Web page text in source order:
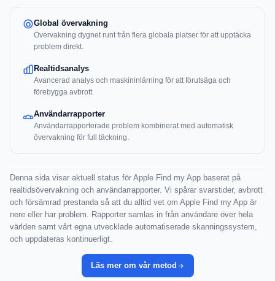
Global övervakning
Övervakning dygnet runt från flera globala platser för att upptäcka
problem direkt.
Realtidsanalys
Avancerad analys och maskininlärning för att förutsäga och
förebygga avbrott.
Användarrapporter
Användarrapporterade problem kombinerat med automatisk
övervakning för full täckning.
Denna sida visar aktuell status för Apple Find my App baserat på
realtidsövervakning och användarrapporter. Vi spårar svarstider, avbrott
och försämrad prestanda så att du alltid vet om Apple Find my App är
nere eller har problem. Rapporter samlas in från användare över hela
världen samt vårt egna utvecklade automatiserade skanningssystem,
och uppdateras kontinuerligt.
Läs mer om vår metod